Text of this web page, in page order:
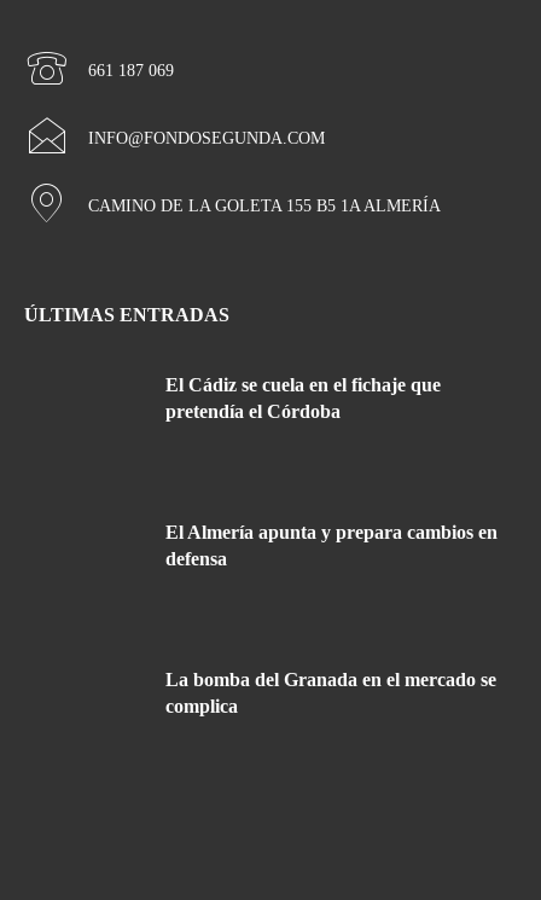
661 187 069
INFO@FONDOSEGUNDA.COM
CAMINO DE LA GOLETA 155 B5 1A ALMERÍA
ÚLTIMAS ENTRADAS
El Cádiz se cuela en el fichaje que
pretendía el Córdoba
El Almería apunta y prepara cambios en
defensa
La bomba del Granada en el mercado se
complica